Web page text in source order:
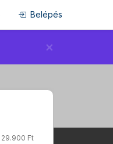
Belépés
×
29.900 Ft